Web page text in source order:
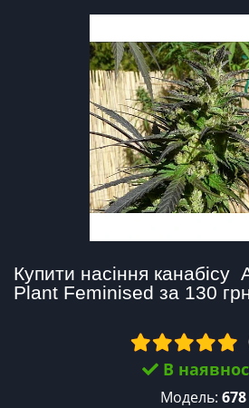
Купити насіння канабісу
Plant Feminised за 130
В
Модель: 678